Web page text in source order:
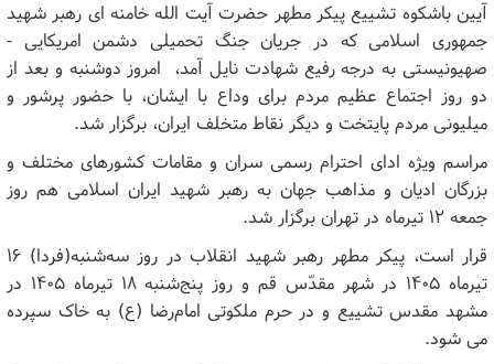
آیین باشکوه تشییع پیکر مطهر حضرت آیت الله خامنه ای رهبر شهید
جمهوری اسلامی که در جریان جنگ تحمیلی دشمن امریکایی -
صهیونیستی به درجه رفیع شهادت نایل آمد، امروز دوشنبه و بعد از
دو روز اجتماع عظیم مردم برای وداع با ایشان، با حضور پرشور و
میلیونی مردم پایتخت و دیگر نقاط متخلف ایران، برگزار شد.
مراسم ویژه ادای احترام رسمی سران و مقامات کشورهای مختلف و
بزرگان ادیان و مذاهب جهان به رهبر شهید ایران اسلامی هم روز
جمعه ۱۲ تیرماه در تهران برگزار شد.
قرار است، پیکر مطهر رهبر شهید انقلاب در روز سه‌شنبه(فردا) ۱۶
تیرماه ۱۴۰۵ در شهر مقدّس قم و روز پنج‌شنبه ۱۸ تیرماه ۱۴۰۵ در
مشهد مقدس تشییع و در حرم ملکوتی امام‌رضا (ع) به خاک سپرده
می شود.